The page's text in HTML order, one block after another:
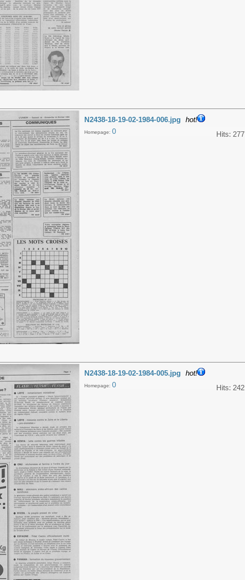
N2438-18-19-02-1984-006.jpg hot!
Hits: 277
Homepage: 0
N2438-18-19-02-1984-005.jpg hot!
Hits: 242
Homepage: 0